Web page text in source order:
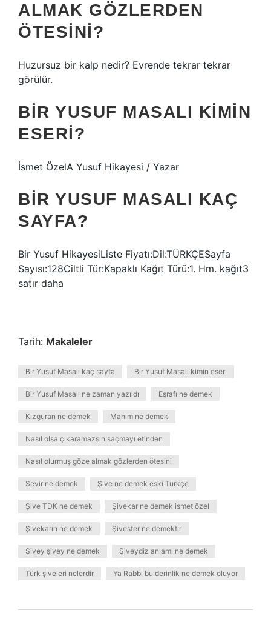
ALMAK GÖZLERDEN
ÖTESINI?
Huzursuz bir kalp nedir? Evrende tekrar tekrar
görülür.
BIR YUSUF MASALI KIMIN
ESERI?
İsmet ÖzelA Yusuf Hikayesi / Yazar
BIR YUSUF MASALI KAÇ
SAYFA?
Bir Yusuf HikayesiListe Fiyatı:Dil:TÜRKÇESayfa
Sayısı:128Ciltli Tür:Kapaklı Kağıt Türü:1. Hm. kağıt3
satır daha
Tarih: Makaleler
Bir Yusuf Masalı kaç sayfa Bir Yusuf Masalı kimin eseri
Bir Yusuf Masalı ne zaman yazıldı Eşrafı ne demek
Kızguran ne demek Mahım ne demek
Nasıl olsa çıkaramazsın saçmayı etinden
Nasıl olurmuş göze almak gözlerden ötesini
Sevir ne demek Şive ne demek eski Türkçe
Şive TDK ne demek Şivekar ne demek ismet özel
Şivekarın ne demek Şivester ne demektir
Şivey şivey ne demek Şiveydiz anlamı ne demek
Türk şiveleri nelerdir Ya Rabbi bu derinlik ne demek oluyor